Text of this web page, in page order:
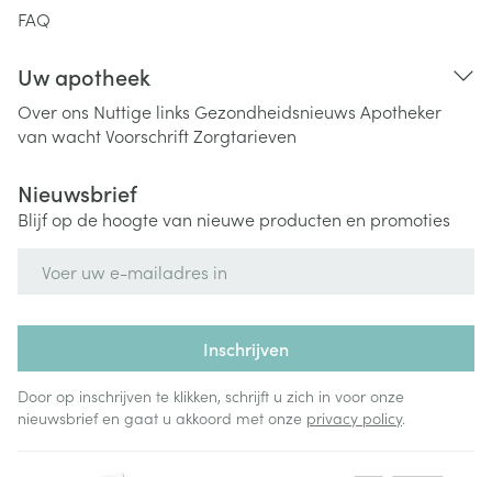
FAQ
Uw apotheek
Over ons Nuttige links Gezondheidsnieuws Apotheker
van wachtVoorschriftZorgtarieven
Nieuwsbrief
Blijf op de hoogte van nieuwe producten en promoties
Inschrijven
Door op inschrijven te klikken, schrijft u zich in voor onze
nieuwsbrief en gaat u akkoord met onze privacy policy.